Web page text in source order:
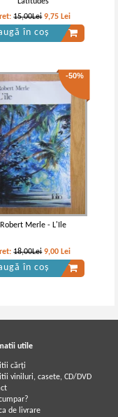
Garcia Marquez - One
years of solitude
Garcia Marquez - One
years of solitude
15,00Lei 9,75 Lei
în coș
-50%
Robert Merle - L'Ile
18,00Lei 9,00 Lei
în coș
utile
cărți
viniluri, casete, CD/DVD
de livrare